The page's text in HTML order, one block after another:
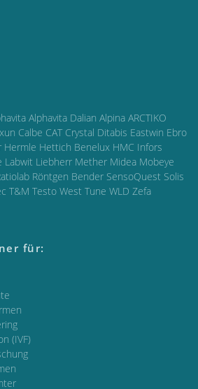
Alphavita Dalian Alpina ARCTIKO
Calbe CAT Crystal Ditabis Eastwin Ebro
Hermle Hettich Benelux HMC Infors
Labwit Liebherr Mether Midea Mobeye
Röntgen Bender SensoQuest Solis
T&M Testo West Tune WLD Zefa
für:
(IVF)